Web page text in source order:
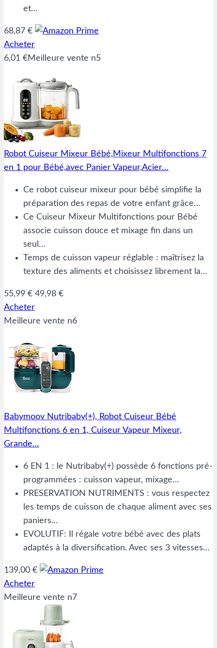
et…
68,87 €
Acheter
6,01 €Meilleure vente n5
Robot Cuiseur Mixeur Bébé,Mixeur Multifonctions 7
en 1 pour Bébé,avec Panier Vapeur,Acier…
Ce robot cuiseur mixeur pour bébé simplifie la
préparation des repas de votre enfant grâce…
Ce Cuiseur Mixeur Multifonctions pour Bébé
associe cuisson douce et mixage fin dans un
seul…
Temps de cuisson vapeur réglable : maîtrisez la
texture des aliments et choisissez librement la…
55,99 € 49,98 €
Acheter
Meilleure vente n6
Babymoov Nutribaby(+), Robot Cuiseur Bébé
Multifonctions 6 en 1, Cuiseur Vapeur Mixeur,
Grande…
6 EN 1 : le Nutribaby(+) possède 6 fonctions pré-
programmées : cuisson vapeur, mixage…
PRESERVATION NUTRIMENTS : vous respectez
les temps de cuisson de chaque aliment avec ses
paniers…
EVOLUTIF: Il régale votre bébé avec des plats
adaptés à la diversification. Avec ses 3 vitesses…
139,00 €
Acheter
Meilleure vente n7